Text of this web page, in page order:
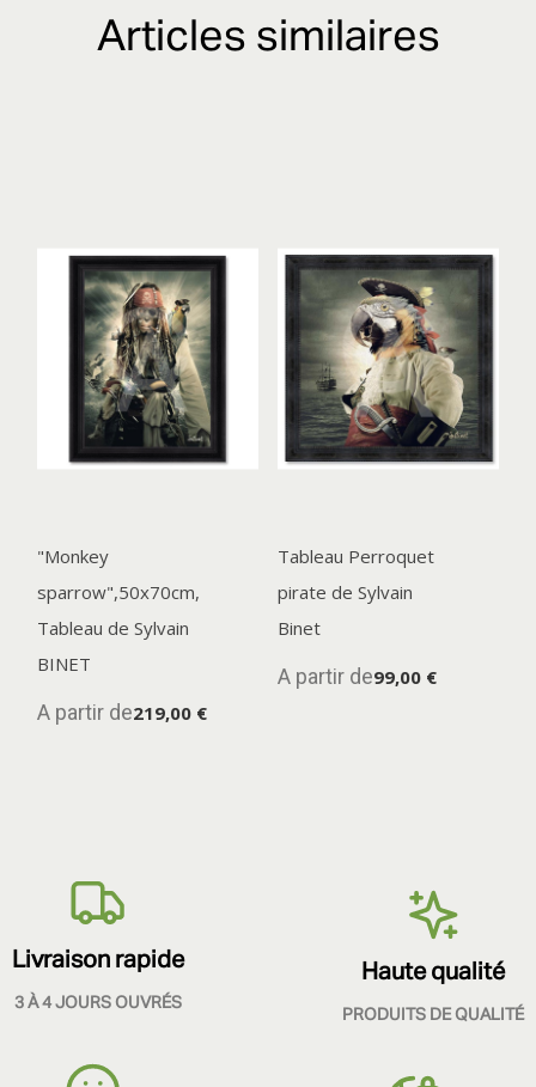
Articles similaires
"Monkey
sparrow",50x70cm,
Tableau de Sylvain
BINET
A partir de219,00 €
Tableau Perroquet
pirate de Sylvain
Binet
A partir de99,00 €
Livraison rapide
3 À 4 JOURS OUVRÉS
Haute qualité
PRODUITS DE QUALITÉ